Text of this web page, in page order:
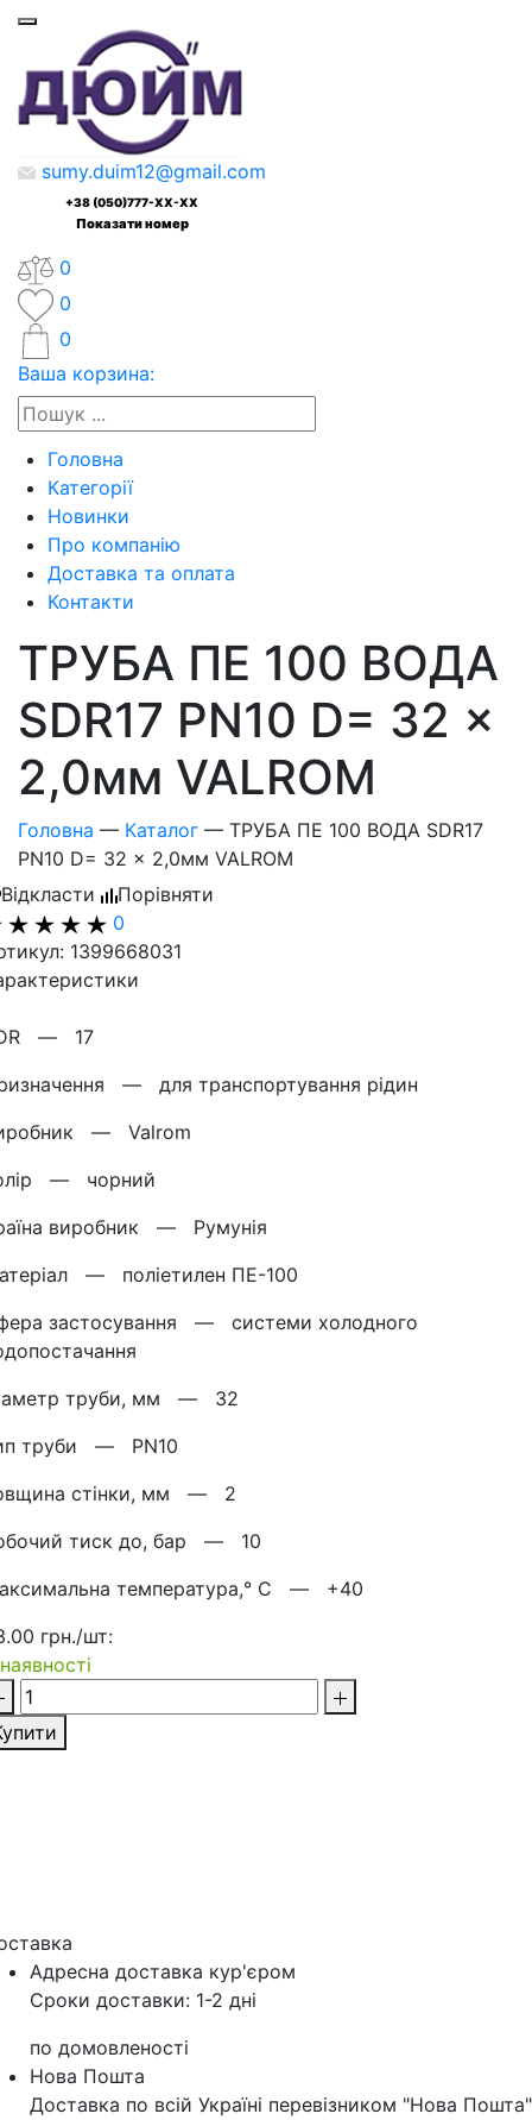
sumy.duim12@gmail.com
+38 (050)777-XX-XX
Показати номер
0
0
0
Ваша корзина:
Головна
Категорії
Новинки
Про компанію
Доставка та оплата
Контакти
ТРУБА ПЕ 100 ВОДА
SDR17 PN10 D= 32 x
2,0мм VALROM
Головна — Каталог — ТРУБА ПЕ 100 ВОДА SDR17
PN10 D= 32 x 2,0мм VALROM
Відкласти
Порівняти
0
1399668031
— 17
— для транспортування рідин
— Valrom
— чорний
виробник — Румунія
— поліетилен ПЕ-100
застосування — системи холодного
труби, мм — 32
труби — PN10
стінки, мм — 2
тиск до, бар — 10
температура,° C — +40
грн./шт:
Адресна доставка кур'‎єром
Сроки доставки: 1-2 дні
по домовленості
Нова Пошта
Доставка по всій Україні перевізником "Нова Пошта"